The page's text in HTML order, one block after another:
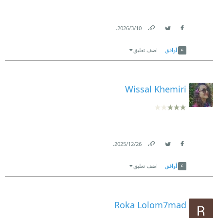
10‏/3‏/2026
.
أوافق اضف تعليق
Wissal Khemiri
26‏/12‏/2025
.
أوافق اضف تعليق
Roka Lolom7mad